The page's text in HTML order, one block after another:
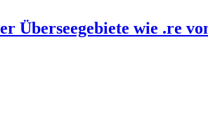
Überseegebiete wie .re